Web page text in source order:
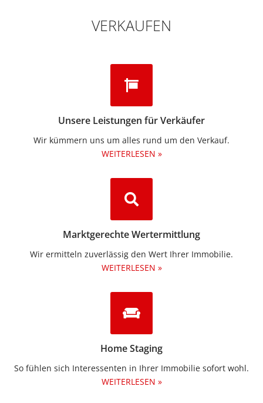
VERKAUFEN
Unsere Leistungen für Verkäufer
Wir kümmern uns um alles rund um den Verkauf.
WEITERLESEN »
Marktgerechte Wertermittlung
Wir ermitteln zuverlässig den Wert Ihrer Immobilie.
WEITERLESEN »
Home Staging
So fühlen sich Interessenten in Ihrer Immobilie sofort wohl.
WEITERLESEN »